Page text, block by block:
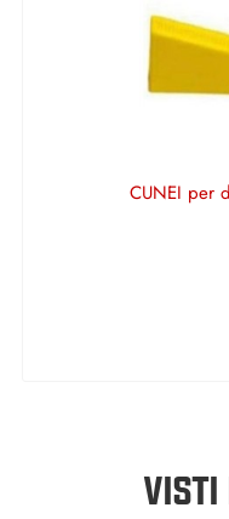
CUNEI per
VISTI